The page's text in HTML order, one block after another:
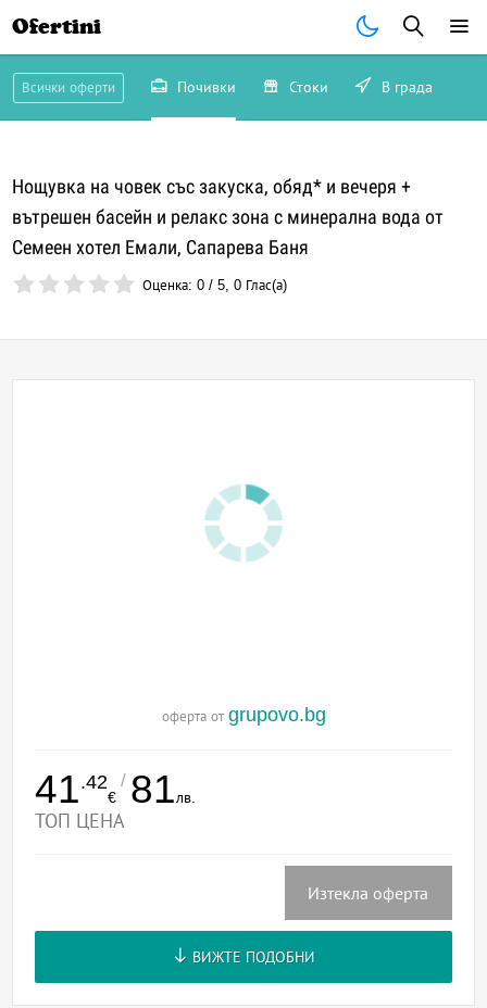
Ofertini
Всички оферти Почивки Стоки В града
Нощувка на човек със закуска, обяд* и вечеря +
вътрешен басейн и релакс зона с минерална вода от
Семеен хотел Емали, Сапарева Баня
Оценка:0 /5,0 Глас(а)
оферта от grupovo.bg
41.42
€
/ 81лв.
ТОП ЦЕНА
Изтекла оферта
ВИЖТЕ ПОДОБНИ